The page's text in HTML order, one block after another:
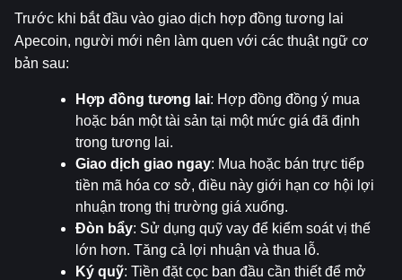
Trước khi bắt đầu vào giao dịch hợp đồng tương lai
Apecoin, người mới nên làm quen với các thuật ngữ cơ
bản sau:
Hợp đồng tương lai: Hợp đồng đồng ý mua
hoặc bán một tài sản tại một mức giá đã định
trong tương lai.
Giao dịch giao ngay: Mua hoặc bán trực tiếp
tiền mã hóa cơ sở, điều này giới hạn cơ hội lợi
nhuận trong thị trường giá xuống.
Đòn bẩy: Sử dụng quỹ vay để kiểm soát vị thế
lớn hơn. Tăng cả lợi nhuận và thua lỗ.
Ký quỹ: Tiền đặt cọc ban đầu cần thiết để mở